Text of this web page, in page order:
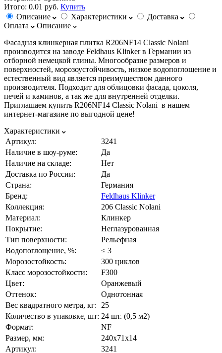
Итого: 0.01 руб. Купить
Описание
Характеристики
Доставка
Оплата
Описание
Фасадная клинкерная плитка R206NF14 Classic Nolani
производится на заводе Feldhaus Klinker в Германии из
отборной немецкой глины. Многообразие размеров и
поверхностей, морозоустойчивость, низкое водопоглощение и
естественный вид является преимуществом данного
производителя. Подходит для облицовки фасада, цоколя,
печей и каминов, а так же для внутренней отделки.
Приглашаем купить R206NF14 Classic Nolani в нашем
интернет-магазине по выгодной цене!
Характеристики
Артикул:
3241
Наличие в шоу-руме:
Да
Наличие на складе:
Нет
Доставка по России:
Да
Страна:
Германия
Бренд:
Feldhaus Klinker
Коллекция:
206 Classic Nolani
Материал:
Клинкер
Покрытие:
Неглазурованная
Тип поверхности:
Рельефная
Водопоглощение, %:
≤ 3
Морозостойкость:
300 циклов
Класс морозостойкости:
F300
Цвет:
Оранжевый
Оттенок:
Однотонная
Вес квадратного метра, кг:
25
Количество в упаковке, шт: 24 шт. (0,5 м2)
Формат:
NF
Размер, мм:
240х71х14
Артикул:
3241